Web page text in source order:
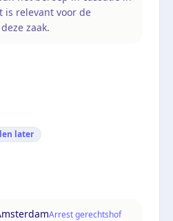
is relevant voor de
zaak.
later
Arrest gerechtshof